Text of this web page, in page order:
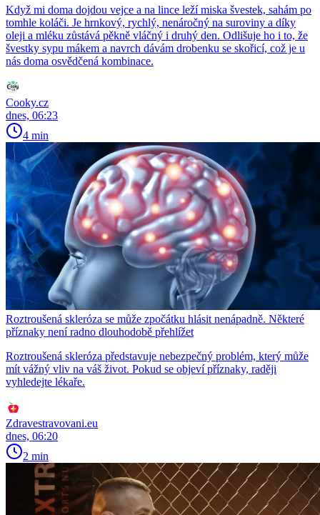
Když mi doma dojdou vejce a na lince leží miska švestek, sahám po
tomhle koláči. Je hrnkový, rychlý, nenáročný na suroviny a díky
oleji a mléku zůstává pěkně vláčný i druhý den. Odlišuje ho i to, že
švestky sypu mákem a navrch dávám drobenku se skořicí, což je u
nás doma osvědčená kombinace.
Cooky.cz
dnes, 06:23
4 min
Roztroušená skleróza se může zpočátku hlásit nenápadně. Některé
příznaky není radno dlouhodobě přehlížet
Roztroušená skleróza představuje nebezpečný problém, který může
mít vážný vliv na váš život. Pokud se objeví příznaky, raději
vyhledejte lékaře.
Zdravestravovani.eu
dnes, 06:20
2 min